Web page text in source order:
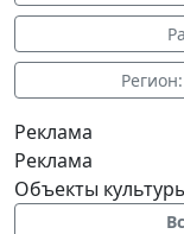
Регион:
Реклама
Реклама
Объекты